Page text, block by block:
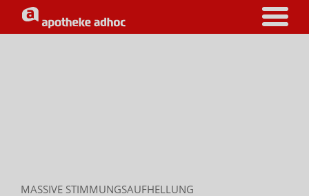
MASSIVE STIMMUNGSAUFHELLUNG